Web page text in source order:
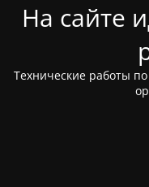
На сайте
Технические работы